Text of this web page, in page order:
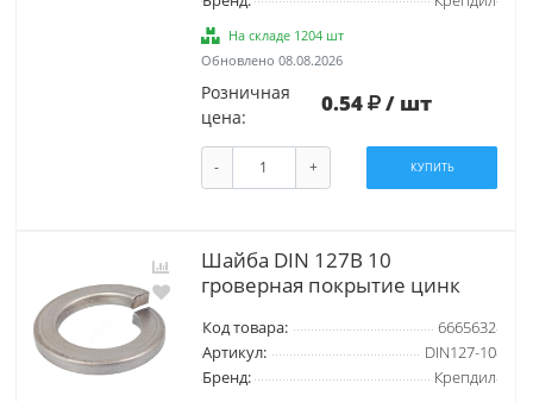
На складе 1204 шт
Обновлено 08.08.2026
Розничная
цена:
0.54 / шт
- + КУПИТЬ
Шайба DIN 127B 10
гроверная покрытие цинк
Код товара:
6665632
Артикул:
DIN127-10
Бренд:
Крепдил